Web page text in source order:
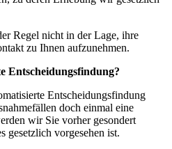
Regel nicht in der Lage, ihre
zu Ihnen aufzunehmen.
Entscheidungsfindung?
Entscheidungsfindung
doch einmal eine
wir Sie vorher gesondert
gesetzlich vorgesehen ist.